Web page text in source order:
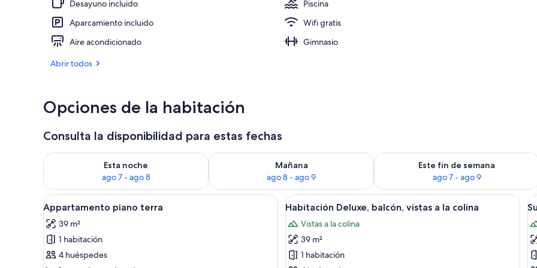
Desayuno incluido
Piscina
Aparcamiento incluido
Wifi gratis
Aire acondicionado
Gimnasio
Abrir todos
Opciones de la habitación
Consulta la disponibilidad para estas fechas
Esta noche
ago 7 - ago 8
Consulta la disponibilidad para esta noche, ago 7 - ago 8
Mañana
ago 8 - ago 9
Consulta la disponibilidad para mañana, ago 8 - ago 9
Este fin de semana
ago 7 - ago 9
Consulta la disponibilidad para este
Abrir
todas
las
fotos
de
Habitación de hotel con cama, escritorio, televisión y vistas al exterior.
6
Appartamento piano terra
39 m²
1 habitación
4 huéspedes
Abrir
todas
las
fotos
de
Una habitación con sofá, televisión,
8
Habitación Deluxe, balcón, vistas a la colina
Vistas a la colina
39 m²
1 habitación